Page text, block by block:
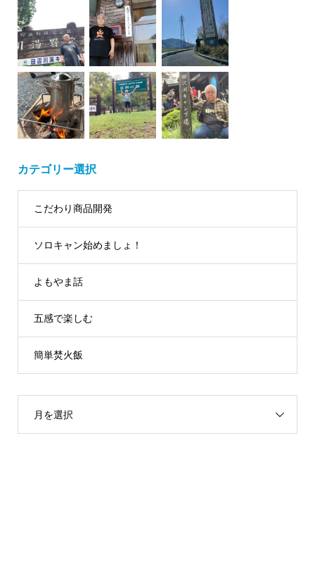
カテゴリー選択
こだわり商品開発
ソロキャン始めましょ！
よもやま話
五感で楽しむ
簡単焚火飯
月を選択